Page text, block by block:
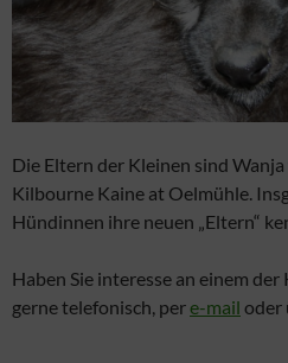
Die Eltern der Kleinen sind
Kilbourne Kaine at Oelmühle.
Hündinnen ihre neuen „Eltern“
Haben Sie interesse an einem der
gerne telefonisch, pere-mail oder